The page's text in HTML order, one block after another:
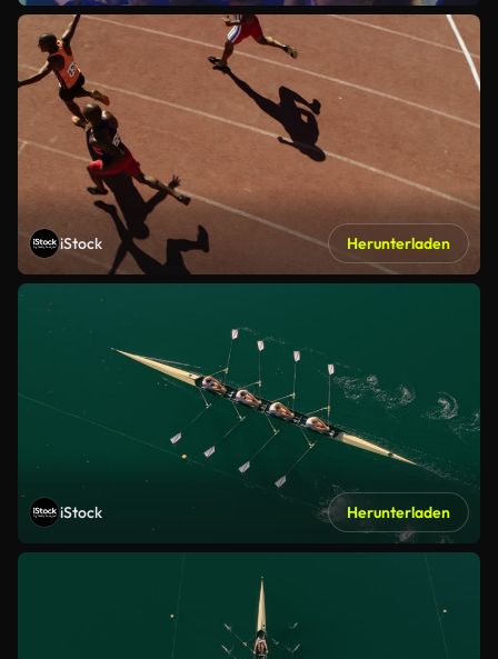
iStock Herunterladen
iStock Herunterladen